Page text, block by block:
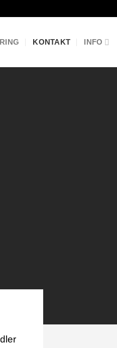
KONTAKT INFO